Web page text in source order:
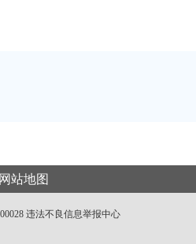
网站地图
违法不良信息举报中心